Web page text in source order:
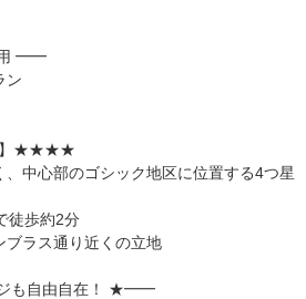
用 ━━
ン
】★★★★
、中心部のゴシック地区に位置する4つ星
徒歩約2分
ブラス通り近くの立地
も自由自在！ ★━━